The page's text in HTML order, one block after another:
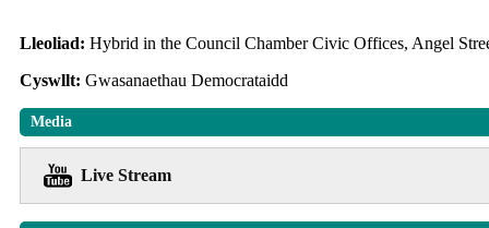
Lleoliad: Hybrid in the Council Chamber Civic Offices, Angel
Cyswllt: Gwasanaethau Democrataidd
Media
Live Stream